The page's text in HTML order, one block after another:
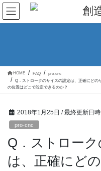
コ
テ
ッ
ナ
ゲ
移
HOME FAQ
pro-cnc
Q．ストロークのサイズの設定は、正確にど
の位置はどこで設定できるのか？
2018年1月25日 / 最終更新日
pro-cnc
Q．ストロー
は、正確にど